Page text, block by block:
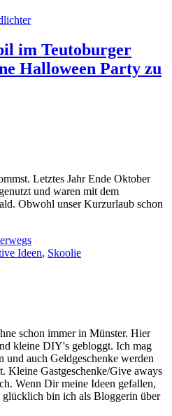
im Teutoburger
Halloween Party zu
Letztes Jahr Ende Oktober
und waren mit dem
Obwohl unser Kurzurlaub schon
Ideen, Skoolie
schon immer in Münster. Hier
kleine DIY's gebloggt. Ich mag
und auch Geldgeschenke werden
Kleine Gastgeschenke/Give aways
Wenn Dir meine Ideen gefallen,
bin ich als Bloggerin über